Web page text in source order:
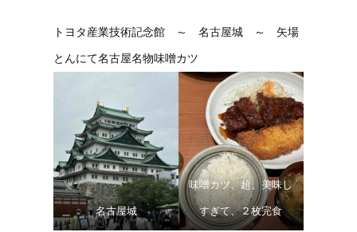
トヨタ産業技術記念館 ～ 名古屋城 ～ 矢場
とんにて名古屋名物味噌カツ
名古屋城
味噌カツ、超、美味し
すぎて、２枚完食